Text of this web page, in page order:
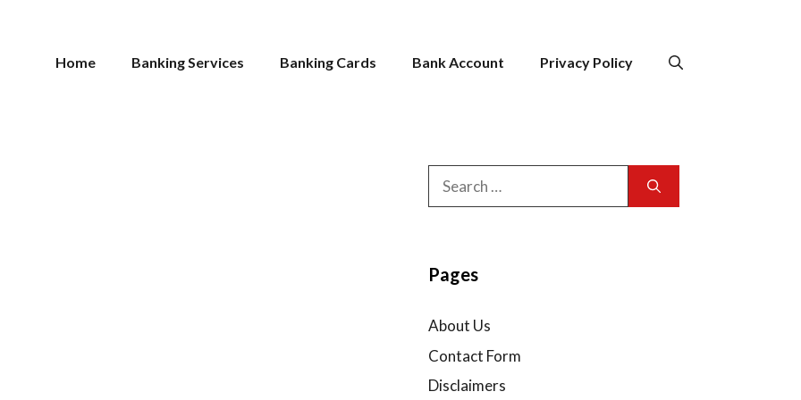
Home Banking Services Banking Cards Bank Account Privacy Policy
for:
Pages
About Us
Contact Form
Disclaimers